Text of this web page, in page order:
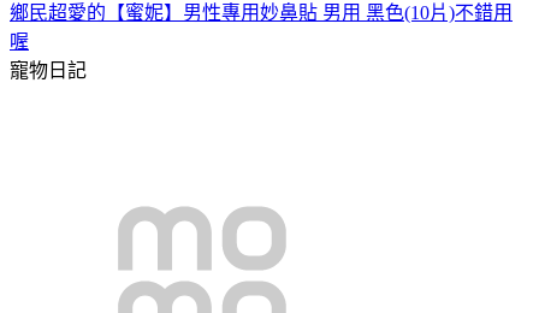
鄉民超愛的【蜜妮】男性專用妙鼻貼 男用 黑色(10片)不錯用
喔
寵物日記